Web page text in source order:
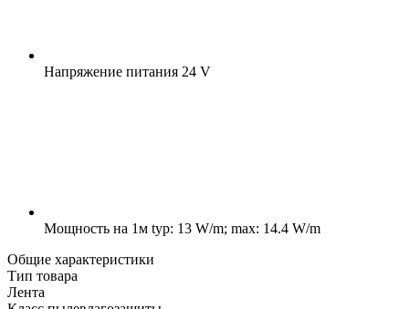
Напряжение питания 24 V
Мощность на 1м typ: 13 W/m; max: 14.4 W/m
Общие характеристики
Тип товара
Лента